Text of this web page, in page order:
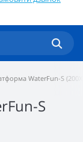
WaterFun-S
S